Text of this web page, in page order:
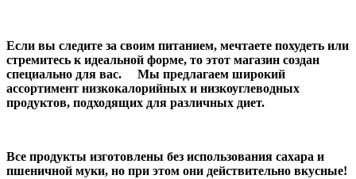
Если вы следите за своим питанием, мечтаете похудеть или
стремитесь к идеальной форме, то этот магазин создан
специально для вас.
Мы предлагаем широкий
ассортимент низкокалорийных и низкоуглеводных
продуктов, подходящих для различных диет.
Все продукты изготовлены без использования сахара и
пшеничной муки, но при этом они действительно вкусные!